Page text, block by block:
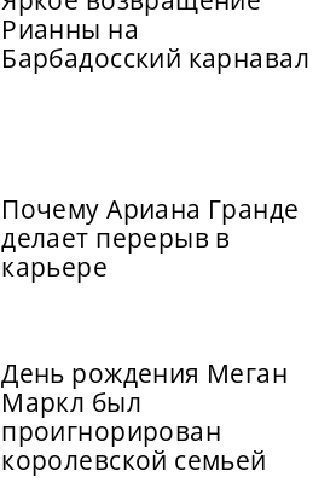
Рианны на
Барбадосский карнавал
Почему Ариана Гранде
делает перерыв в
карьере
День рождения Меган
Маркл был
проигнорирован
королевской семьей